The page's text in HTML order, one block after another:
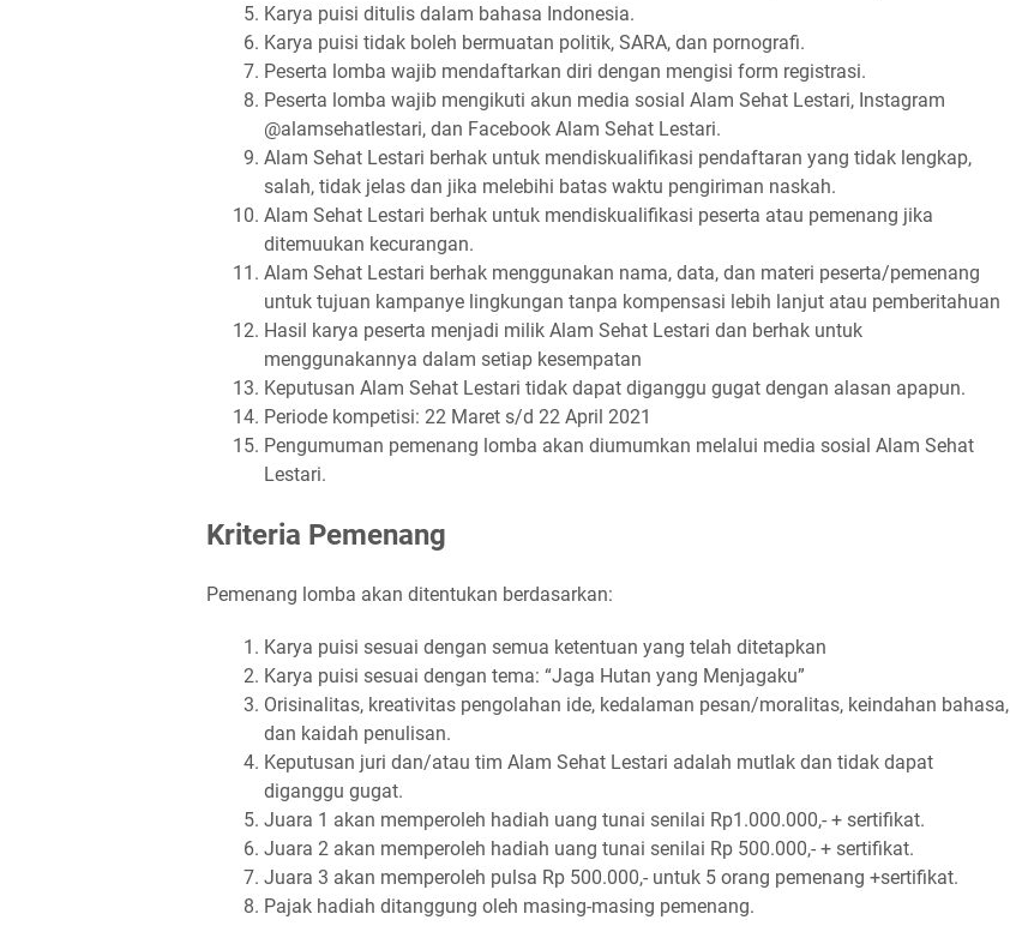
Karya puisi ditulis dalam bahasa Indonesia.
Karya puisi tidak boleh bermuatan politik, SARA, dan pornografi.
Peserta lomba wajib mendaftarkan diri dengan mengisi form registrasi.
Peserta lomba wajib mengikuti akun media sosial Alam Sehat Lestari, Instagram
@alamsehatlestari, dan Facebook Alam Sehat Lestari.
Alam Sehat Lestari berhak untuk mendiskualifikasi pendaftaran yang tidak lengkap,
salah, tidak jelas dan jika melebihi batas waktu pengiriman naskah.
Alam Sehat Lestari berhak untuk mendiskualifikasi peserta atau pemenang jika
ditemuukan kecurangan.
Alam Sehat Lestari berhak menggunakan nama, data, dan materi peserta/pemenang
untuk tujuan kampanye lingkungan tanpa kompensasi lebih lanjut atau pemberitahuan
Hasil karya peserta menjadi milik Alam Sehat Lestari dan berhak untuk
menggunakannya dalam setiap kesempatan
Keputusan Alam Sehat Lestari tidak dapat diganggu gugat dengan alasan apapun.
Periode kompetisi: 22 Maret s/d 22 April 2021
Pengumuman pemenang lomba akan diumumkan melalui media sosial Alam Sehat
Lestari.
Kriteria Pemenang
Pemenang lomba akan ditentukan berdasarkan:
Karya puisi sesuai dengan semua ketentuan yang telah ditetapkan
Karya puisi sesuai dengan tema: “Jaga Hutan yang Menjagaku”
Orisinalitas, kreativitas pengolahan ide, kedalaman pesan/moralitas, keindahan bahasa,
dan kaidah penulisan.
Keputusan juri dan/atau tim Alam Sehat Lestari adalah mutlak dan tidak dapat
diganggu gugat.
Juara 1 akan memperoleh hadiah uang tunai senilai Rp1.000.000,- + sertifikat.
Juara 2 akan memperoleh hadiah uang tunai senilai Rp 500.000,- + sertifikat.
Juara 3 akan memperoleh pulsa Rp 500.000,- untuk 5 orang pemenang +sertifikat.
Pajak hadiah ditanggung oleh masing-masing pemenang.